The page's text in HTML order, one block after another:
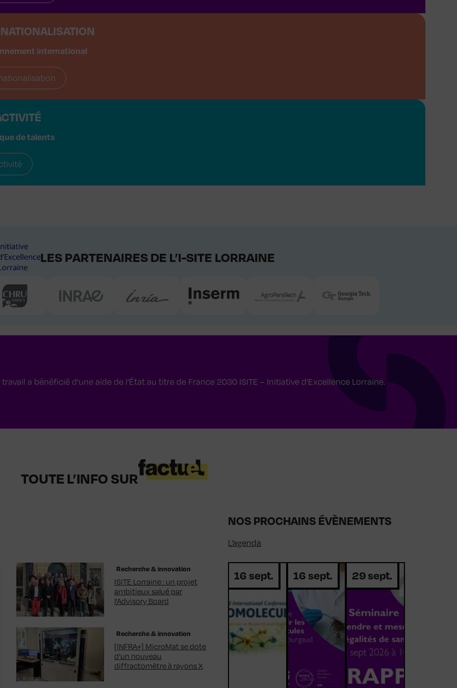
international
de talents
LES PARTENAIRES DE L’I-SITE LORRAINE
travail a bénéficié d’une aide de l’État au titre de France 2030 ISITE – Initiative d’Excellence Lorraine.
TOUTE L’INFO SUR
Recherche & innovation
ISITE Lorraine : un projet
ambitieux salué par
l’Advisory Board
Recherche & innovation
[INFRA+] MicroMat se dote
d’un nouveau
diffractomètre à rayons X
NOS PROCHAINS ÉVÈNEMENTS
L’agenda
16 sept. 16 sept. 29 sept.